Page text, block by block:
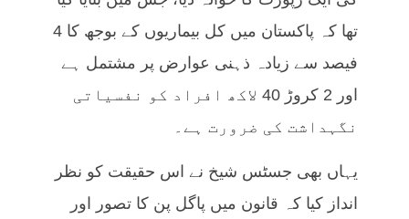
تھا کہ پاکستان میں کل بیماریوں کے بوجھ کا 4
فیصد سے زیادہ ذہنی عوارض پر مشتمل ہے
اور 2 کروڑ 40 لاکھ افراد کو نفسیاتی
نگہداشت کی ضرورت ہے۔
یہاں بھی جسٹس شیخ نے اس حقیقت کو نظر
انداز کیا کہ قانون میں پاگل پن کا تصور اور